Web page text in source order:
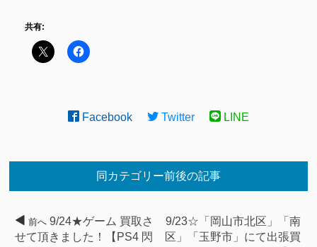
共有:
Facebook Twitter LINE
同カテゴリー前後の記事
前へ 9/24★ゲーム 買取さ
せて頂きました！【PS4 閃
9/23☆「岡山市北区」「南
区」「玉野市」にて出張買